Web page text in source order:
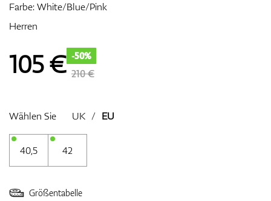
Entfernungsmesser & GPS
Farbe: White/Blue/Pink
Herren
105€ -50%
210 €
Wählen Sie UK / EU
40,5 42
Größentabelle